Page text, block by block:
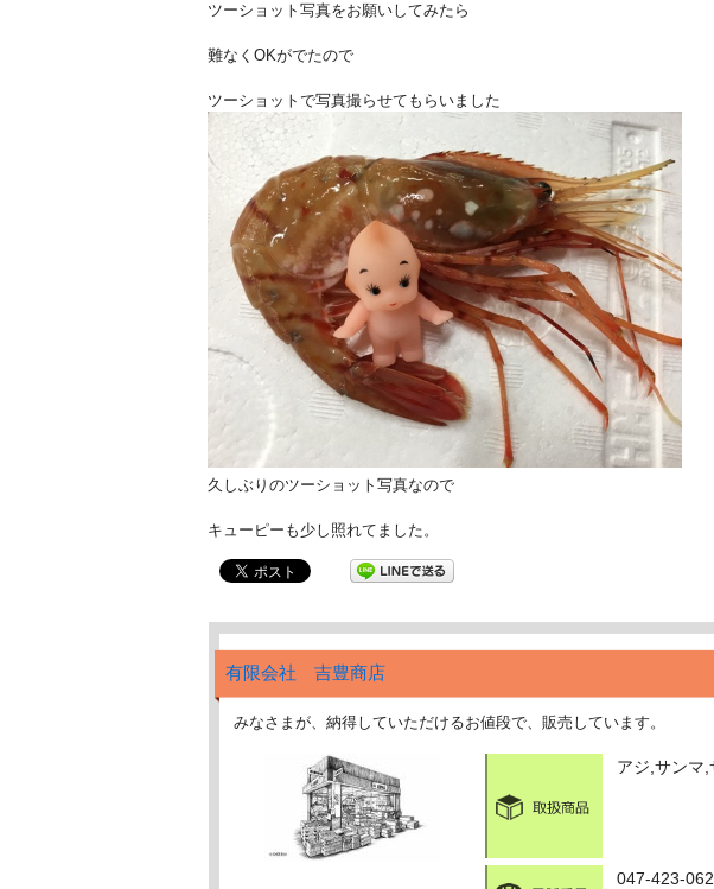
ツーショット写真をお願いしてみたら
難なくOKがでたので
ツーショットで写真撮らせてもらいました
久しぶりのツーショット写真なので
キューピーも少し照れてました。
有限会社 吉豊商店
みなさまが、納得していただけるお値段で、販売しています。
アジ,サンマ
047-423-